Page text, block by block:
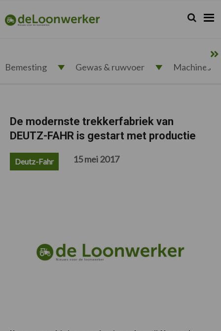
de
hoofdnavigatie
de
hoofd
de
eerste
de
voettekst
deloonwerker.nl Zoeken...
Zoek
Bemesting Gewas & ruwvoer Machines
De modernste trekkerfabriek van
DEUTZ-FAHR is gestart met productie
Deutz-Fahr 15 mei 2017